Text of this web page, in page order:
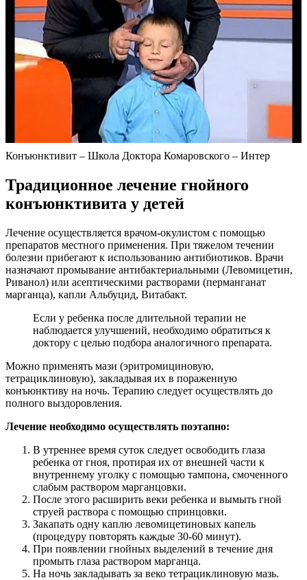
Конъюнктивит – Школа Доктора Комаровского – Интер
Традиционное лечение гнойного
конъюнктивита у детей
Лечение осуществляется врачом-окулистом с помощью
препаратов местного применения. При тяжелом течении
болезни прибегают к использованию антибиотиков. Врачи
назначают промывание антибактериальными (Левомицетин,
Риванол) или асептическими растворами (перманганат
марганца), капли Альбуцид, Витабакт.
Если у ребенка после длительной терапии не
наблюдается улучшений, необходимо обратиться к
доктору с целью подбора аналогичного препарата.
Можно применять мази (эритромициновую,
тетрациклиновую), закладывая их в пораженную
конъюнктиву на ночь. Терапию следует осуществлять до
полного выздоровления.
Лечение необходимо осуществлять поэтапно:
В утреннее время суток следует освободить глаза
ребенка от гноя, протирая их от внешней части к
внутреннему уголку с помощью тампона, смоченного
слабым раствором марганцовки.
После этого расширить веки ребенка и вымыть гной
струей раствора с помощью спринцовки.
Закапать одну каплю левомицетиновых капель
(процедуру повторять каждые 30-60 минут).
При появлении гнойных выделений в течение дня
промыть глаза раствором марганца.
На ночь закладывать за веко тетрациклиновую мазь.